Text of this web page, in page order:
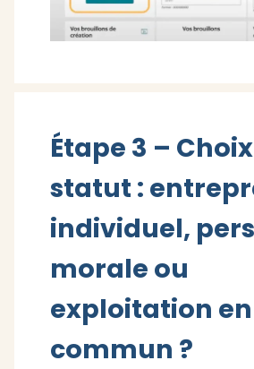
Étape 3 –
statut :
individuel,
morale ou
exploitation en
commun ?